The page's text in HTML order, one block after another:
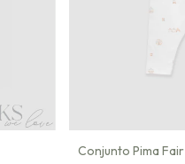
Conjunto Pima Fair